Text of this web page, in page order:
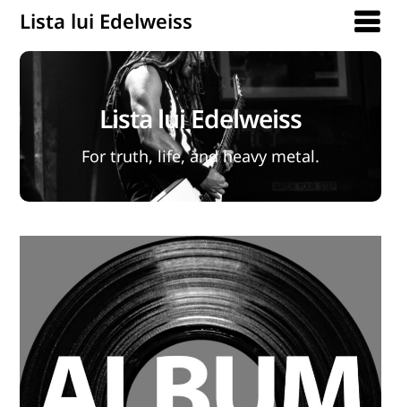
Lista lui Edelweiss
Lista lui Edelweiss
For truth, life, and heavy metal.